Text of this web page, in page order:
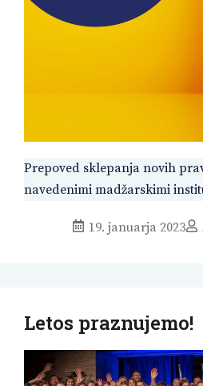
Prepoved sklepanja novih
navedenimi madžarskimi
19. januarja 2023
Letos praznujemo!